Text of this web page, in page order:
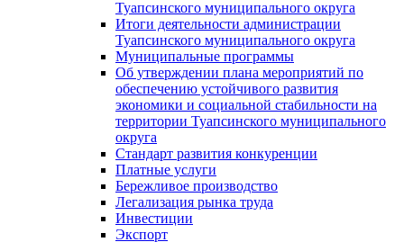
Туапсинского муниципального округа
Итоги деятельности администрации
Туапсинского муниципального округа
Муниципальные программы
Об утверждении плана мероприятий по
обеспечению устойчивого развития
экономики и социальной стабильности на
территории Туапсинского муниципального
округа
Стандарт развития конкуренции
Платные услуги
Бережливое производство
Легализация рынка труда
Инвестиции
Экспорт